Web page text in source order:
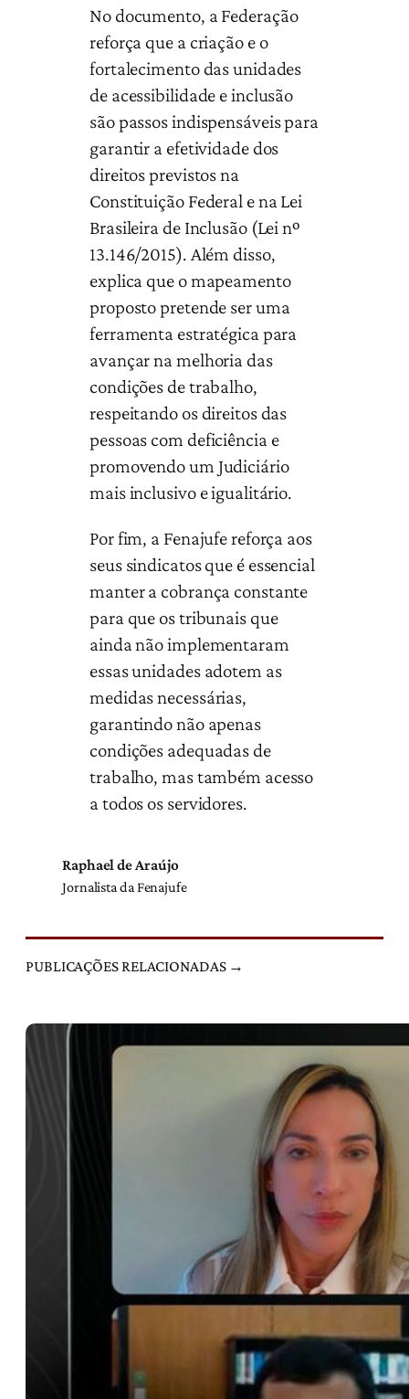
No documento, a Federação
reforça que a criação e o
fortalecimento das unidades
de acessibilidade e inclusão
são passos indispensáveis para
garantir a efetividade dos
direitos previstos na
Constituição Federal e na Lei
Brasileira de Inclusão (Lei nº
13.146/2015). Além disso,
explica que o mapeamento
proposto pretende ser uma
ferramenta estratégica para
avançar na melhoria das
condições de trabalho,
respeitando os direitos das
pessoas com deficiência e
promovendo um Judiciário
mais inclusivo e igualitário.
Por fim, a Fenajufe reforça aos
seus sindicatos que é essencial
manter a cobrança constante
para que os tribunais que
ainda não implementaram
essas unidades adotem as
medidas necessárias,
garantindo não apenas
condições adequadas de
trabalho, mas também acesso
a todos os servidores.
Raphael de Araújo
Jornalista da Fenajufe
PUBLICAÇÕES RELACIONADAS →